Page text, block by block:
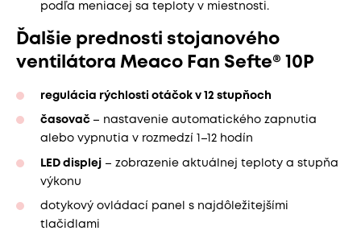
podľa meniacej sa teploty v miestnosti.
Ďalšie prednosti stojanového
ventilátora Meaco Fan Sefte® 10P
regulácia rýchlosti otáčok v 12 stupňoch
časovač – nastavenie automatického zapnutia
alebo vypnutia v rozmedzí 1–12 hodín
LED displej – zobrazenie aktuálnej teploty a stupňa
výkonu
dotykový ovládací panel s najdôležitejšími
tlačidlami